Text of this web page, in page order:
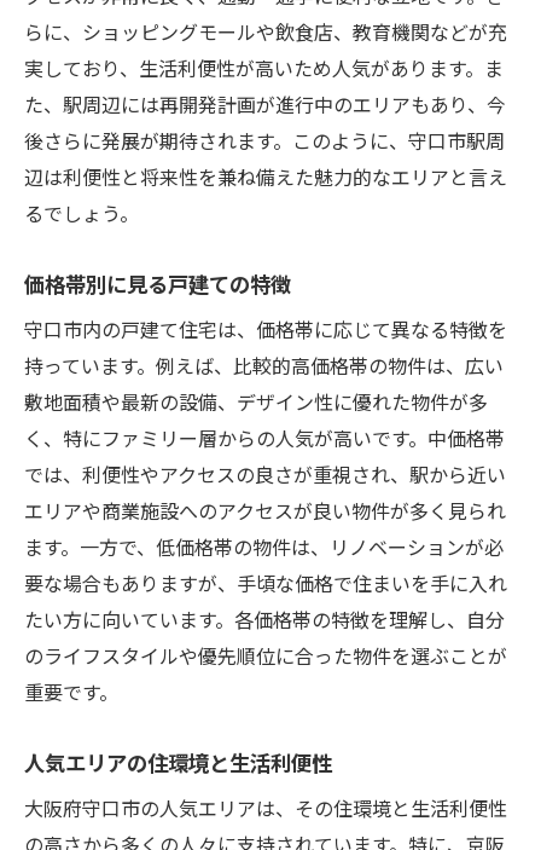
らに、ショッピングモールや飲食店、教育機関などが充
実しており、生活利便性が高いため人気があります。ま
た、駅周辺には再開発計画が進行中のエリアもあり、今
後さらに発展が期待されます。このように、守口市駅周
辺は利便性と将来性を兼ね備えた魅力的なエリアと言え
るでしょう。
価格帯別に見る戸建ての特徴
守口市内の戸建て住宅は、価格帯に応じて異なる特徴を
持っています。例えば、比較的高価格帯の物件は、広い
敷地面積や最新の設備、デザイン性に優れた物件が多
く、特にファミリー層からの人気が高いです。中価格帯
では、利便性やアクセスの良さが重視され、駅から近い
エリアや商業施設へのアクセスが良い物件が多く見られ
ます。一方で、低価格帯の物件は、リノベーションが必
要な場合もありますが、手頃な価格で住まいを手に入れ
たい方に向いています。各価格帯の特徴を理解し、自分
のライフスタイルや優先順位に合った物件を選ぶことが
重要です。
人気エリアの住環境と生活利便性
大阪府守口市の人気エリアは、その住環境と生活利便性
の高さから多くの人々に支持されています。特に、京阪